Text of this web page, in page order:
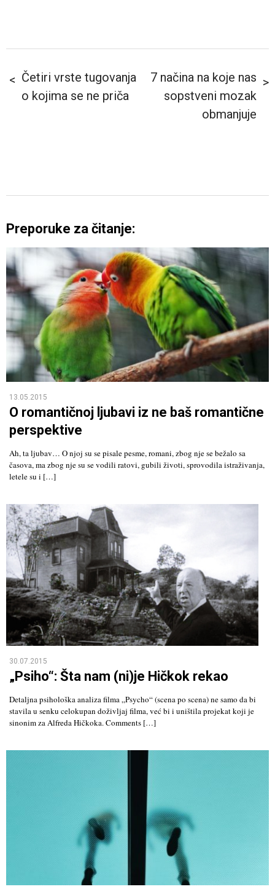
Četiri vrste tugovanja
o kojima se ne priča
7 načina na koje nas
sopstveni mozak
obmanjuje
Preporuke za čitanje:
13.05.2015
O romantičnoj ljubavi iz ne baš romantične
perspektive
Ah, ta ljubav… O njoj su se pisale pesme, romani, zbog nje se bežalo sa
časova, ma zbog nje su se vodili ratovi, gubili životi, sprovodila istraživanja,
letele su i […]
30.07.2015
„Psiho“: Šta nam (ni)je Hičkok rekao
Detaljna psihološka analiza filma „Psycho“ (scena po scena) ne samo da bi
stavila u senku celokupan doživljaj filma, već bi i uništila projekat koji je
sinonim za Alfreda Hičkoka. Comments […]